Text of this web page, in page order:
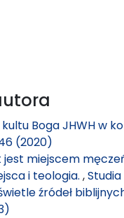
kultu Boga JHWH w
(2020)
miejscem
i teologia. ,
źródeł